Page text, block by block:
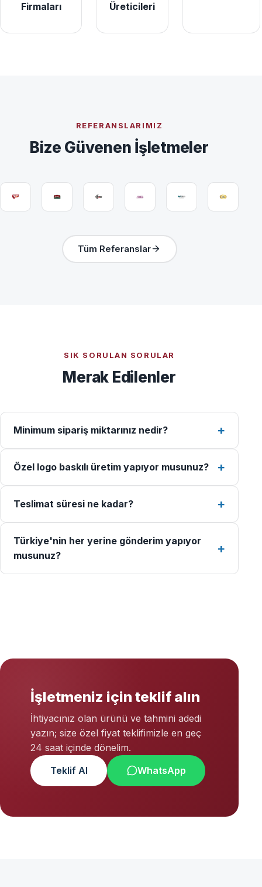
Firmaları
Üreticileri
REFERANSLARIMIZ
Bize Güvenen İşletmeler
Tüm Referanslar
SIK SORULAN SORULAR
Merak Edilenler
Minimum sipariş miktarınız nedir?
Özel logo baskılı üretim yapıyor musunuz?
Teslimat süresi ne kadar?
Türkiye'nin her yerine gönderim yapıyor
musunuz?
İşletmeniz için teklif alın
İhtiyacınız olan ürünü ve tahmini adedi
yazın; size özel fiyat teklifimizle en geç
24 saat içinde dönelim.
Teklif Al
WhatsApp